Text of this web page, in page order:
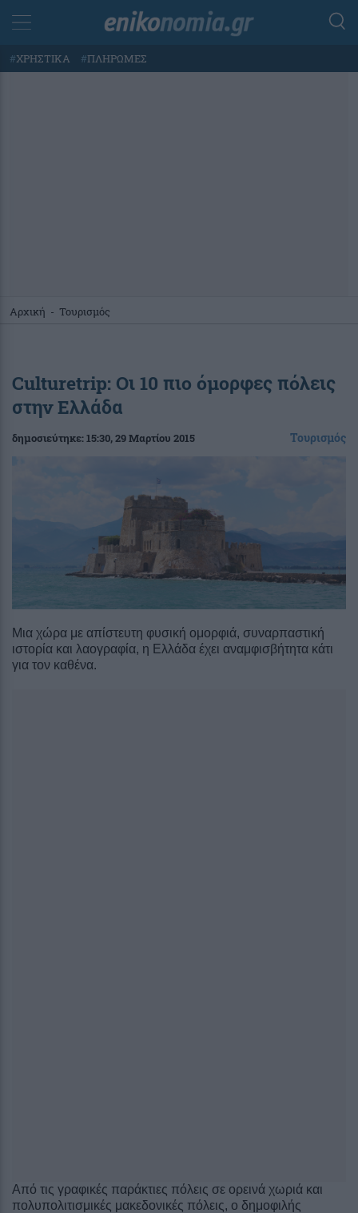
#ΧΡΗΣΤΙΚΑ #ΠΛΗΡΩΜΕΣ
Αρχική - Τουρισμός
Culturetrip: Οι 10 πιο όμορφες πόλεις
στην Ελλάδα
δημοσιεύτηκε:15:30, 29 Μαρτίου 2015 Τουρισμός
Μια χώρα με απίστευτη φυσική ομορφιά, συναρπαστική
ιστορία και λαογραφία, η Ελλάδα έχει αναμφισβήτητα κάτι
για τον καθένα.
Από τις γραφικές παράκτιες πόλεις σε ορεινά χωριά και
πολυπολιτισμικές μακεδονικές πόλεις, ο δημοφιλής